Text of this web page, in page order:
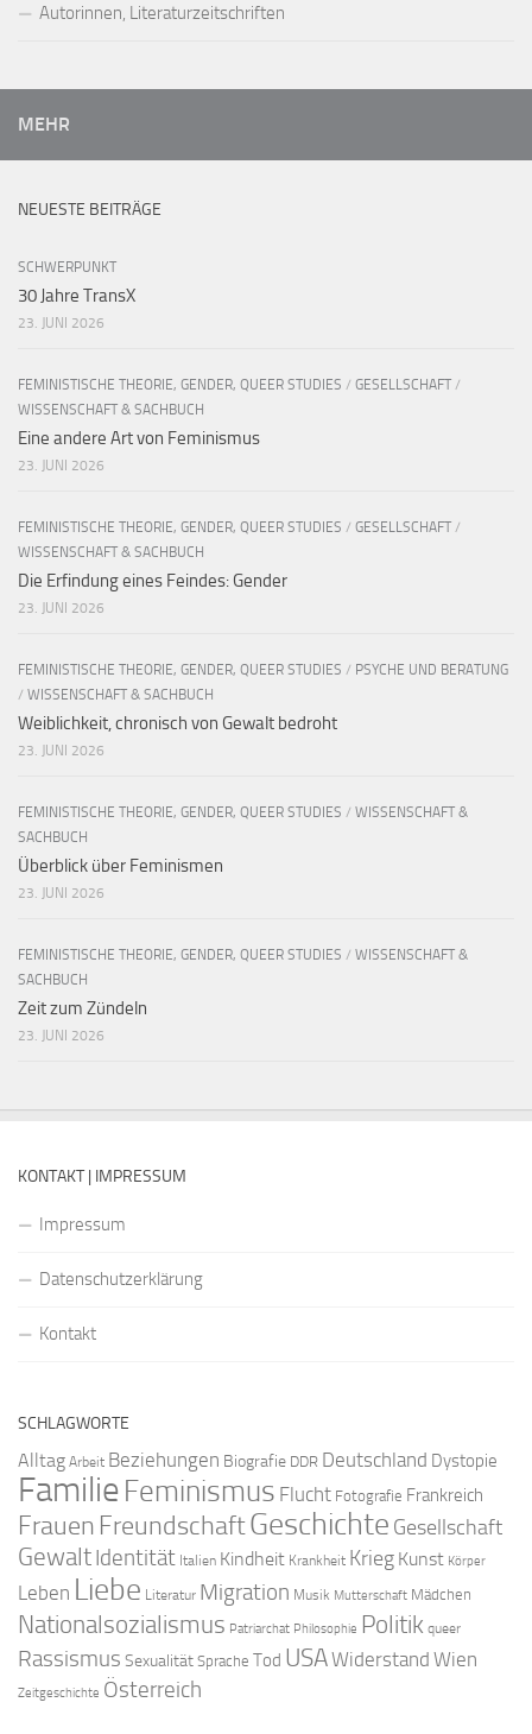
Autorinnen, Literaturzeitschriften
MEHR
NEUESTE BEITRÄGE
SCHWERPUNKT
30 Jahre TransX
23. JUNI 2026
FEMINISTISCHE THEORIE, GENDER, QUEER STUDIES / GESELLSCHAFT /
WISSENSCHAFT & SACHBUCH
Eine andere Art von Feminismus
23. JUNI 2026
FEMINISTISCHE THEORIE, GENDER, QUEER STUDIES / GESELLSCHAFT /
WISSENSCHAFT & SACHBUCH
Die Erfindung eines Feindes: Gender
23. JUNI 2026
FEMINISTISCHE THEORIE, GENDER, QUEER STUDIES / PSYCHE UND BERATUNG
/ WISSENSCHAFT & SACHBUCH
Weiblichkeit, chronisch von Gewalt bedroht
23. JUNI 2026
FEMINISTISCHE THEORIE, GENDER, QUEER STUDIES / WISSENSCHAFT &
SACHBUCH
Überblick über Feminismen
23. JUNI 2026
FEMINISTISCHE THEORIE, GENDER, QUEER STUDIES / WISSENSCHAFT &
SACHBUCH
Zeit zum Zündeln
23. JUNI 2026
KONTAKT | IMPRESSUM
Impressum
Datenschutzerklärung
Kontakt
SCHLAGWORTE
Alltag Arbeit Beziehungen Biografie DDR Deutschland Dystopie
FamilieFeminismus Flucht Fotografie Frankreich
Frauen FreundschaftGeschichte Gesellschaft
GewaltIdentität Italien Kindheit Krankheit Krieg Kunst Körper
Leben Liebe Literatur Migration Musik Mutterschaft Mädchen
Nationalsozialismus Patriarchat Philosophie Politik queer
Rassismus SexualitätSprache Tod USAWiderstand Wien
Zeitgeschichte Österreich